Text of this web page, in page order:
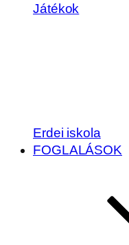
Játékok
Erdei iskola
FOGLALÁSOK